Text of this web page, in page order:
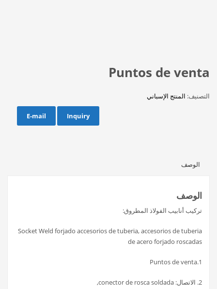
Puntos de venta
التصنيف: المنتج الإسباني
Inquiry
E-mail
الوصف
الوصف
تركيب أنابيب الفولاذ المطروق:
Socket Weld forjado accesorios de tuberia, accesorios de tuberia
de acero forjado roscadas
1.Puntos de venta
2. الاتصال: conector de rosca soldada,